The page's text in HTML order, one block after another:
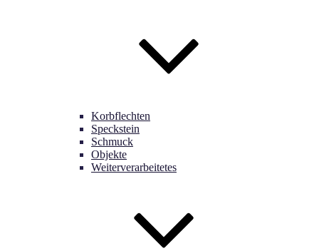
Korbflechten
Speckstein
Schmuck
Objekte
Weiterverarbeitetes